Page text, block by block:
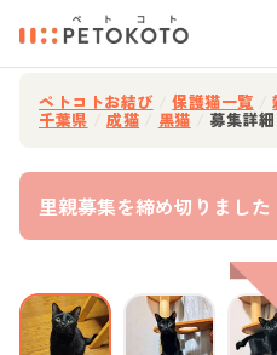
ペトコトお結び 保護猫一覧
千葉県 成猫 黒猫 募集詳細
里親募集を締め切りました